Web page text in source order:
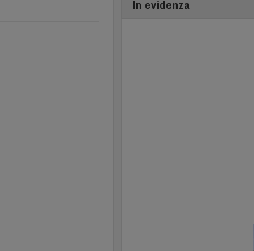
In evidenza